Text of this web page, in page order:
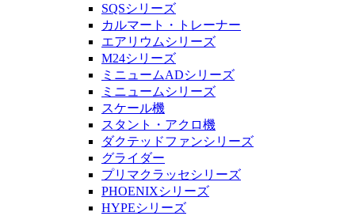
SQSシリーズ
カルマート・トレーナー
エアリウムシリーズ
M24シリーズ
ミニュームADシリーズ
ミニュームシリーズ
スケール機
スタント・アクロ機
ダクテッドファンシリーズ
グライダー
プリマクラッセシリーズ
PHOENIXシリーズ
HYPEシリーズ